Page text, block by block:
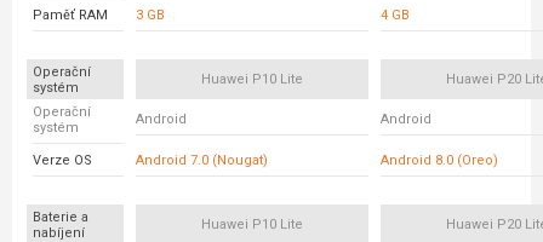
Paměť RAM 3 GB 4 GB
Operační
systém
Huawei P10 Lite Huawei P20
Operační
systém
Android Android
Verze OS Android 7.0 (Nougat) Android 8.0 (Oreo)
Baterie a
nabíjení
Huawei P10 Lite Huawei P20